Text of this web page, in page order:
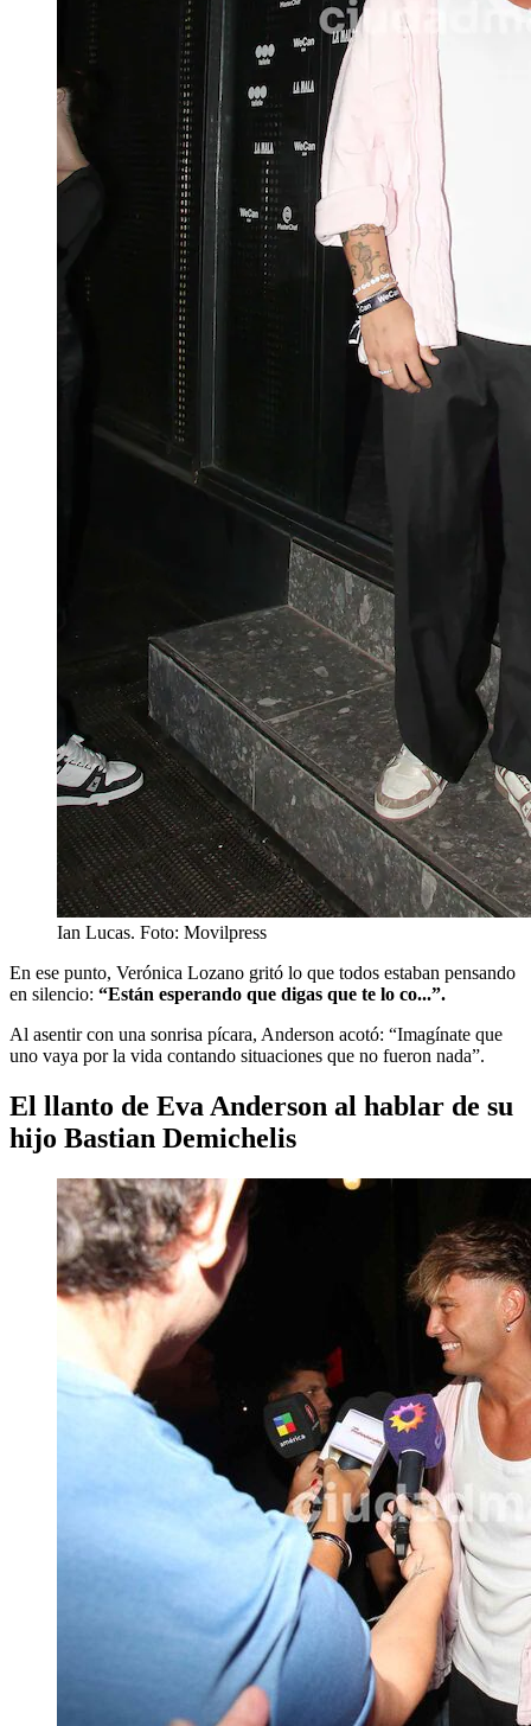
Ian Lucas. Foto: Movilpress
En ese punto, Verónica Lozano gritó lo que todos estaban pensando
en silencio: “Están esperando que digas que te lo co...”.
Al asentir con una sonrisa pícara, Anderson acotó: “Imagínate que
uno vaya por la vida contando situaciones que no fueron nada”.
El llanto de Eva Anderson al hablar de su
hijo Bastian Demichelis